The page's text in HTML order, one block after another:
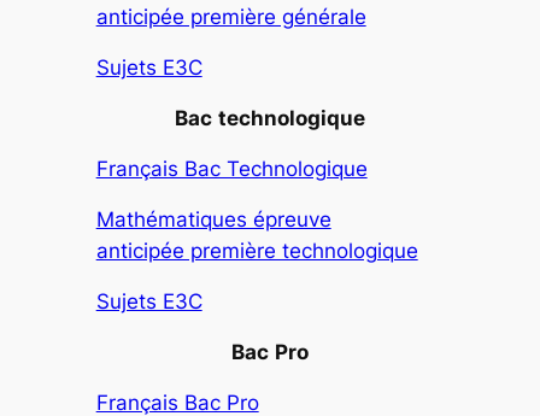
anticipée première générale
Sujets E3C
Bac technologique
Français Bac Technologique
Mathématiques épreuve
anticipée première technologique
Sujets E3C
Bac Pro
Français Bac Pro